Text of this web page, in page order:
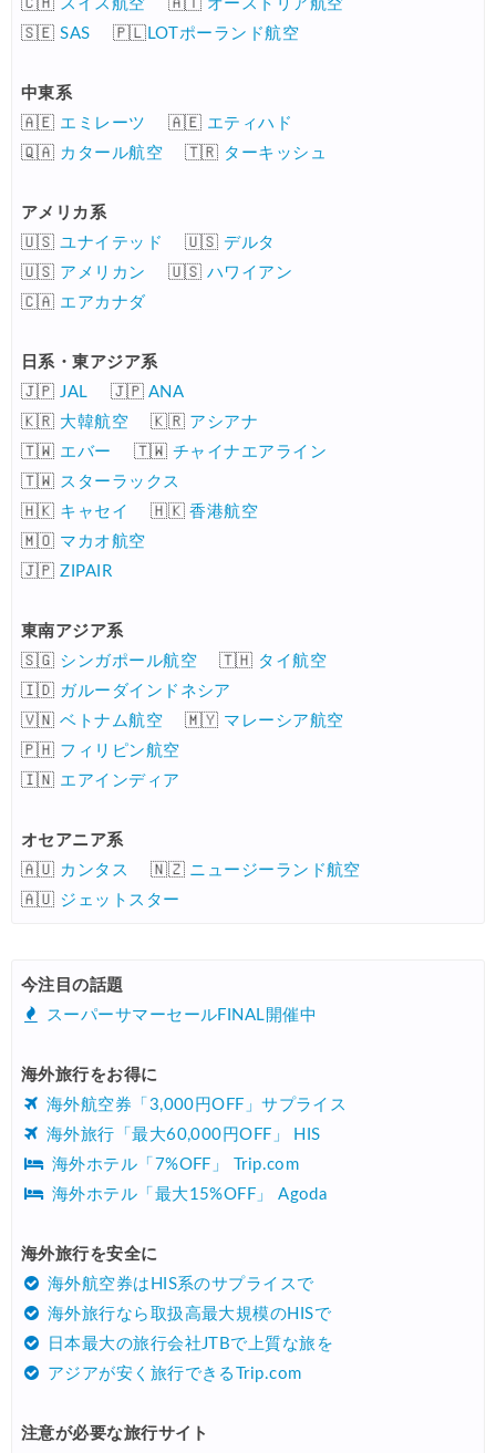
🇨🇭 スイス航空 🇦🇹 オーストリア航空
🇸🇪SAS 🇵🇱 LOTポーランド航空
中東系
🇦🇪 エミレーツ 🇦🇪 エティハド
🇶🇦 カタール航空 🇹🇷 ターキッシュ
アメリカ系
🇺🇸ユナイテッド 🇺🇸 デルタ
🇺🇸 アメリカン 🇺🇸 ハワイアン
🇨🇦 エアカナダ
日系・東アジア系
🇯🇵 JAL 🇯🇵 ANA
🇰🇷 大韓航空 🇰🇷 アシアナ
🇹🇼 エバー 🇹🇼 チャイナエアライン
🇹🇼 スターラックス
🇭🇰 キャセイ 🇭🇰香港航空
🇲🇴 マカオ航空
🇯🇵ZIPAIR
東南アジア系
🇸🇬 シンガポール航空🇹🇭 タイ航空
🇮🇩 ガルーダインドネシア
🇻🇳ベトナム航空 🇲🇾 マレーシア航空
🇵🇭 フィリピン航空
🇮🇳 エアインディア
オセアニア系
🇦🇺 カンタス 🇳🇿 ニュージーランド航空
🇦🇺 ジェットスター
今注目の話題
スーパーサマーセールFINAL開催中
海外旅行をお得に
海外航空券「3,000円OFF」サプライス
海外旅行「最大60,000円OFF」 HIS
海外ホテル「7%OFF」 Trip.com
海外ホテル「最大15%OFF」 Agoda
海外旅行を安全に
海外航空券はHIS系のサプライスで
海外旅行なら取扱高最大規模のHISで
日本最大の旅行会社JTBで上質な旅を
アジアが安く旅行できるTrip.com
注意が必要な旅行サイト